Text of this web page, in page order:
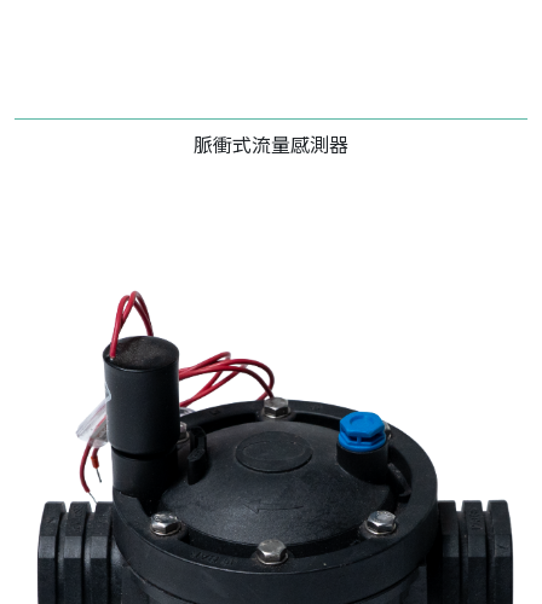
脈衝式流量感測器